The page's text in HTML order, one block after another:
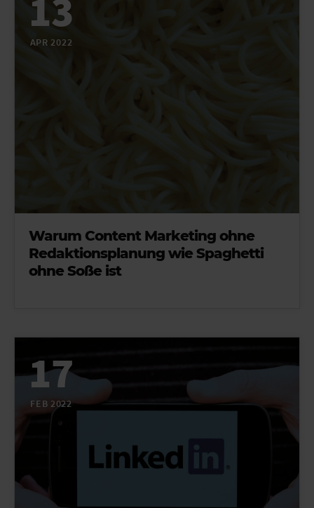
13
APR 2022
Warum Content Marketing ohne
Redaktionsplanung wie Spaghetti
ohne Soße ist
17
FEB 2022